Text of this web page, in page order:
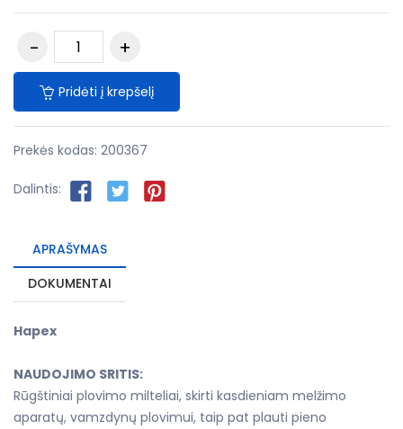
Pridėti į krepšelį
Prekės kodas: 200367
Dalintis:
APRAŠYMAS
DOKUMENTAI
Hapex
NAUDOJIMO SRITIS:
Rūgštiniai plovimo milteliai, skirti kasdieniam melžimo
aparatų, vamzdynų plovimui, taip pat plauti pieno